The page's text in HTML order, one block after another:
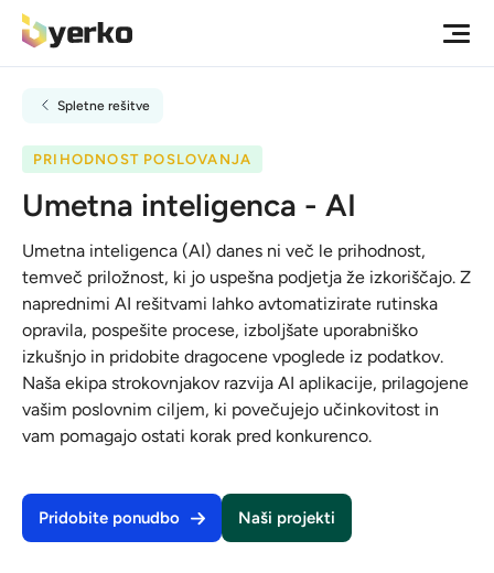
Spletne rešitve
PRIHODNOST POSLOVANJA
Umetna inteligenca - AI
Umetna inteligenca (AI) danes ni več le prihodnost,
temveč priložnost, ki jo uspešna podjetja že izkoriščajo. Z
naprednimi AI rešitvami lahko avtomatizirate rutinska
opravila, pospešite procese, izboljšate uporabniško
izkušnjo in pridobite dragocene vpoglede iz podatkov.
Naša ekipa strokovnjakov razvija AI aplikacije, prilagojene
vašim poslovnim ciljem, ki povečujejo učinkovitost in
vam pomagajo ostati korak pred konkurenco.
Pridobite ponudbo Naši projekti